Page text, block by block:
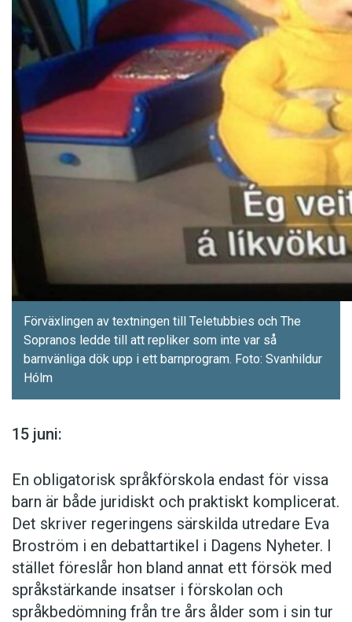
Förväxlingen av textningen till Teletubbies och The
Sopranos ledde till att repliker som inte var så
barnvänliga dök upp i ett barnprogram. Foto: Svanhildur
Hólm
15 juni:
En obligatorisk språkförskola endast för vissa
barn är både juridiskt och praktiskt komplicerat.
Det skriver regeringens särskilda utredare Eva
Broström i en debattartikel i Dagens Nyheter. I
stället föreslår hon bland annat ett försök med
språkstärkande insatser i förskolan och
språkbedömning från tre års ålder som i sin tur